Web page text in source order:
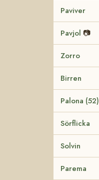
Paviver
Pavjol 📷
Zorro
Birren
Palona (52)
Sörflicka
Solvin
Parema